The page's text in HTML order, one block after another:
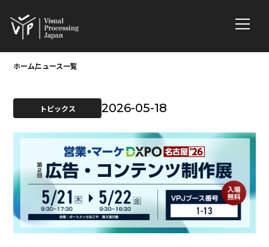
ホームニュース一覧
トピックス 2026-05-18